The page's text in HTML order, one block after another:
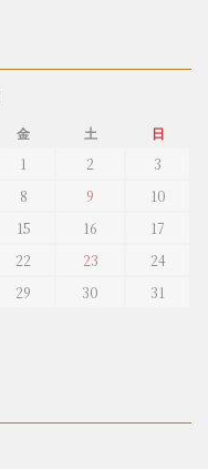
金 土 日
1 2
3
8 9
10
15 16
17
22 23
24
29 30 31